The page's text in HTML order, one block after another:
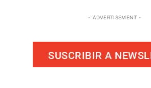
- ADVERTISEMENT -
SUSCRIBIR A